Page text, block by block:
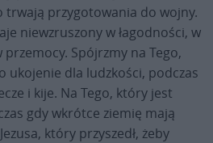
trwają przygotowania do wojny.
niewzruszony w łagodności, w
przemocy. Spójrzmy na Tego,
ukojenie dla ludzkości, podczas
i kije. Na Tego, który jest
gdy wkrótce ziemię mają
który przyszedł, żeby